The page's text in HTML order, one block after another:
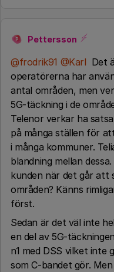
P Pettersson
@frodrik91 @Karl Det
operatörerna har
antal områden, men
5G-täckning i de
Telenor verkar ha
på många ställen för
i många kommuner.
blandning mellan
kunden när det går att
områden? Känns
först.
Sedan är det väl inte
en del av 5G-
n1 med DSS vilket inte
som C-bandet gör.